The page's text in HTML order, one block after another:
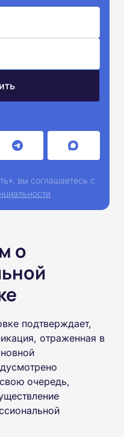
вы соглашаетесь с
о
подтверждает,
отраженная в
очередь,